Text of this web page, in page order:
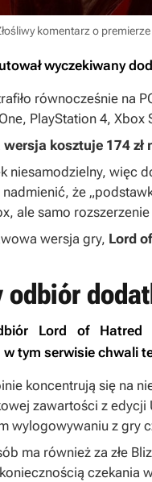
komentarz o
wyczekiwany
równocześnie na
PlayStation 4, Xbox
kosztuje 174
niesamodzielny, więc
że
ale samo
wersja gry, Lord
odbiór
Lord of Hatred
tym serwisie chwali
koncentrują się na
zawartości z edycji
wylogowywaniu z gry
ma również za złe
czekania